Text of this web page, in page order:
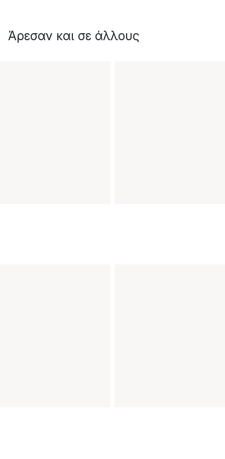
Άρεσαν και σε άλλους